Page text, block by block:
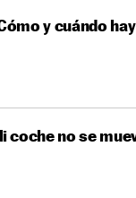
y cuándo
coche no se